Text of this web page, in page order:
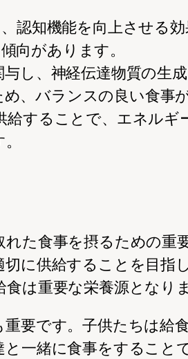
認知機能を向上させる
向があります。
し、神経伝達物質の生
、バランスの良い食事が
給することで、エネル
た食事を摂るための重
に供給することを目
は重要な栄養源となりま
要です。子供たちは給
一緒に食事をするこ